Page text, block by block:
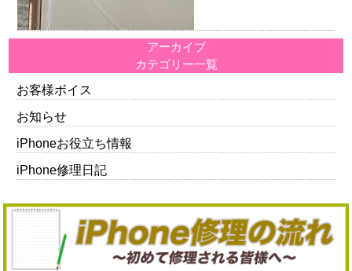
アーカイブ
カテゴリー一覧
お客様ボイス
お知らせ
iPhoneお役立ち情報
iPhone修理日記